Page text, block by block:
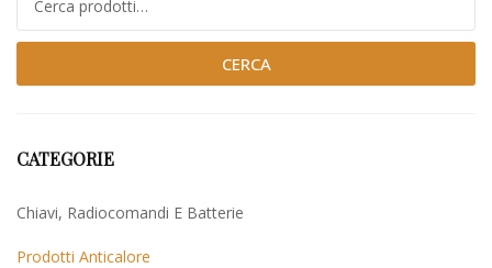
CERCA
CATEGORIE
Chiavi, Radiocomandi E Batterie
Prodotti Anticalore